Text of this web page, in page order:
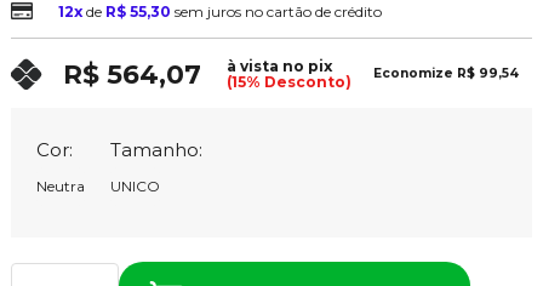
12xde R$ 55,30 sem juros no cartão de crédito
R$ 564,07
à vista no pix
(15% Desconto)
Economize R$ 99,54
Cor:
Neutra
Tamanho:
UNICO